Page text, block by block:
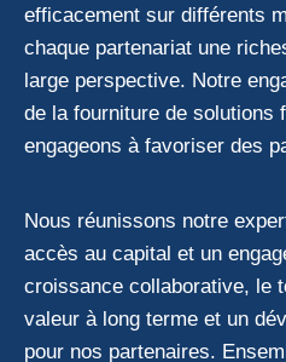
efficacement sur différents
chaque partenariat une
large perspective. Notre
de la fourniture de solutions
engageons à favoriser des
Nous réunissons notre
accès au capital et un
croissance collaborative, le
valeur à long terme et un
pour nos partenaires.